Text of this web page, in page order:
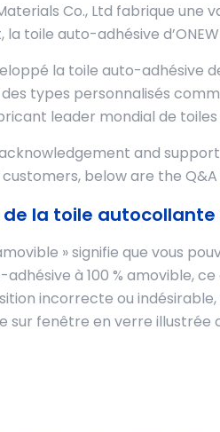
Co., Ltd fabrique
la toile auto-adhésive
la toile auto-adhésive
types personnalisés
leader mondial de
and
below are the
de la toile
» signifie que vous
à 100 % amovible,
incorrecte ou
sur fenêtre en verre illustrée